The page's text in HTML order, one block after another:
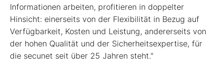
Informationen arbeiten, profitieren in doppelter
Hinsicht: einerseits von der Flexibilität in Bezug auf
Verfügbarkeit, Kosten und Leistung, andererseits von
der hohen Qualität und der Sicherheitsexpertise, für
die secunet seit über 25 Jahren steht."